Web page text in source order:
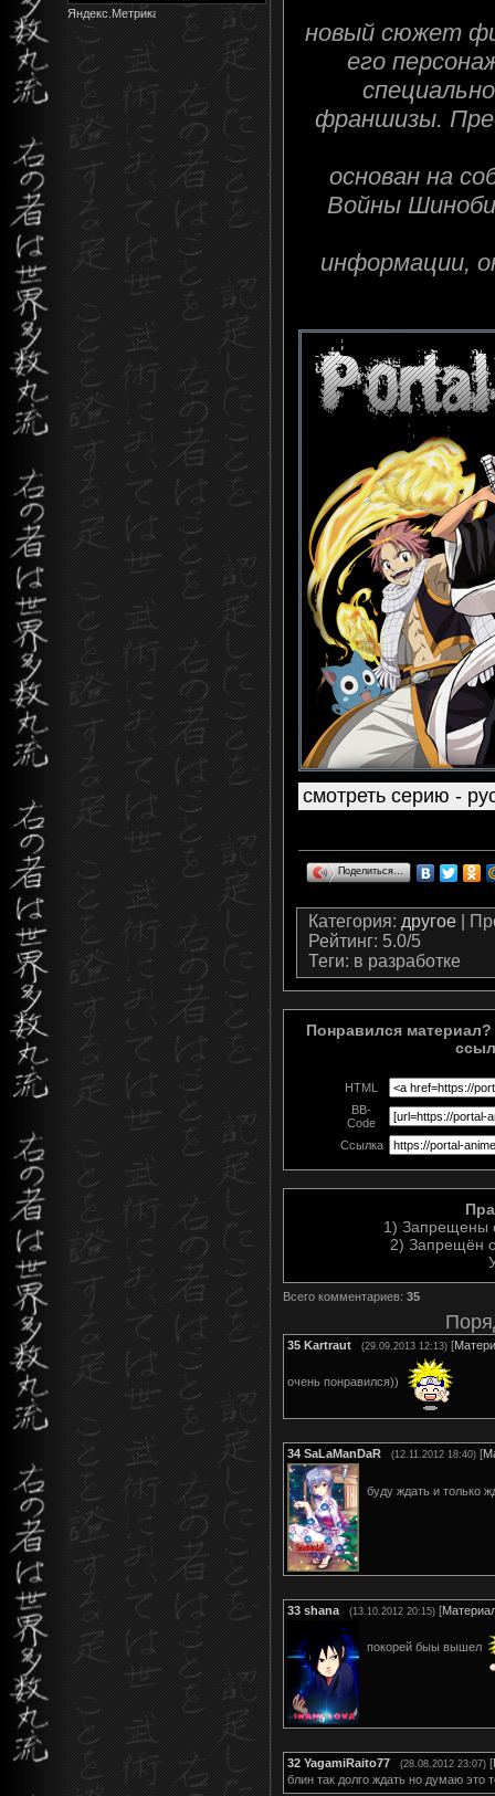
новый сюжет
его
франшизы.
основан на
Войны
информации,
смотреть серию -
Поделиться…
Категория: другое
Рейтинг: 5.0/5
Теги: в разработке
Понравился
HTML
BB-
Code
Ссылка
1) Запрещены
2) Запрещён
Всего комментариев: 35
35 Kartraut (29.09.2013 12:13) [
очень понравился))
34 SaLaManDaR (12.11.2012 18:40) [
буду ждать и только
33 shana (13.10.2012 20:15) [
покорей быы вышел
32 YagamiRaito77 (28.08.2012 23:07) [
блин так долго ждать но думаю это